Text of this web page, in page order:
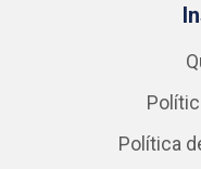
Política